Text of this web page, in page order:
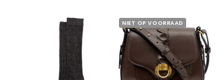
NIET OP VOORRAAD